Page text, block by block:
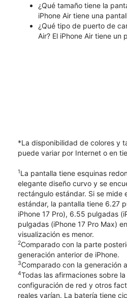
¿Qué tamaño tiene la
iPhone Air tiene una
¿Qué tipo de puerto de
Air? El iPhone Air tiene un
*La disponibilidad de colores y
puede variar por Internet o en
1La pantalla tiene esquinas
elegante diseño curvo y se
rectángulo estándar. Si se mide
estándar, la pantalla tiene 6.27
iPhone 17 Pro), 6.55 pulgadas
pulgadas (iPhone 17 Pro Max)
visualización es menor.
2Comparado con la parte
generación anterior de iPhone.
3Comparado con la generación
4Todas las afirmaciones sobre
configuración de red y otros
reales varían. La batería tiene